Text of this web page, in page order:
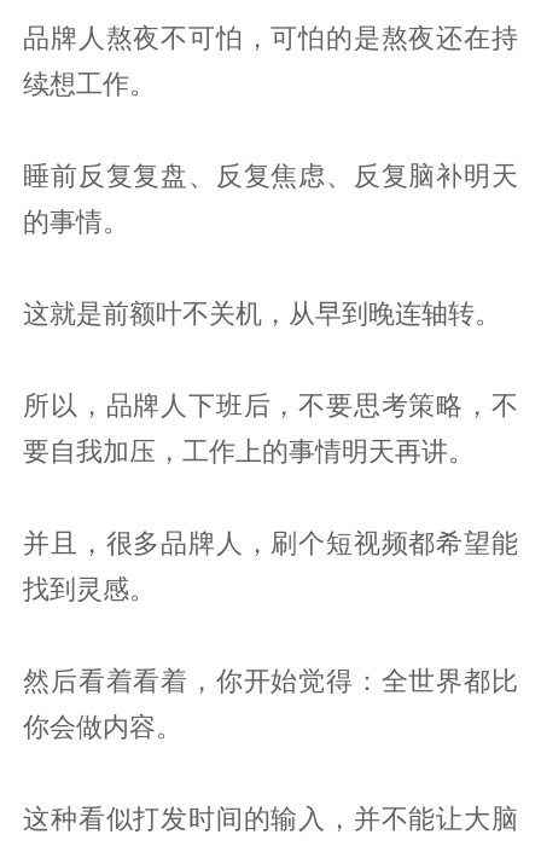
品牌人熬夜不可怕，可怕的是熬夜还在持
续想工作。
睡前反复复盘、反复焦虑、反复脑补明天
的事情。
这就是前额叶不关机，从早到晚连轴转。
所以，品牌人下班后，不要思考策略，不
要自我加压，工作上的事情明天再讲。
并且，很多品牌人，刷个短视频都希望能
找到灵感。
然后看着看着，你开始觉得：全世界都比
你会做内容。
这种看似打发时间的输入，并不能让大脑